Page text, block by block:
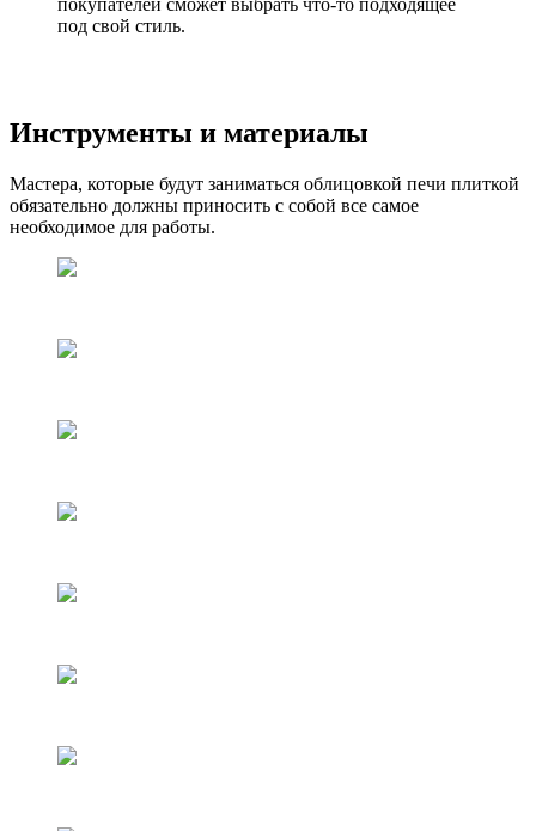
покупателей сможет выбрать что-то подходящее
под свой стиль.
Инструменты и материалы
Мастера, которые будут заниматься облицовкой печи плиткой
обязательно должны приносить с собой все самое
необходимое для работы.